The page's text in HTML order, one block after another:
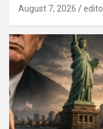
August 7, 2026